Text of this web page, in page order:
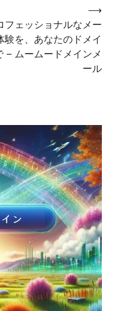
フェッショナルなメー
験を、あなたのドメイ
– ムームードメインメ
ール
⟶